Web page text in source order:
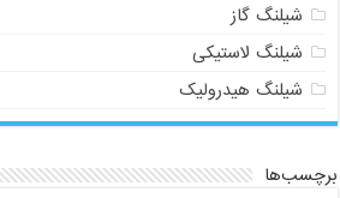
شیلنگ گاز
شیلنگ لاستیکی
شیلنگ هیدرولیک
برچسب‌ها